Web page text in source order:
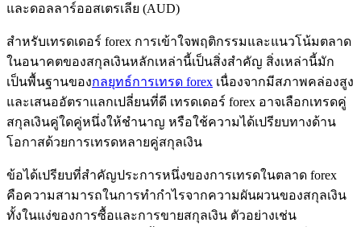
และดอลลาร์ออสเตรเลีย (AUD)
สำหรับเทรดเดอร์ forex การเข้าใจพฤติกรรมและแนวโน้มตลาด
ในอนาคตของสกุลเงินหลักเหล่านี้เป็นสิ่งสำคัญ สิ่งเหล่านี้มัก
เป็นพื้นฐานของกลยุทธ์การเทรด forex เนื่องจากมีสภาพคล่องสูง
และเสนออัตราแลกเปลี่ยนที่ดี เทรดเดอร์ forex อาจเลือกเทรดคู่
สกุลเงินคู่ใดคู่หนึ่งให้ชำนาญ หรือใช้ความได้เปรียบทางด้าน
โอกาสด้วยการเทรดหลายคู่สกุลเงิน
ข้อได้เปรียบที่สำคัญประการหนึ่งของการเทรดในตลาด forex
คือความสามารถในการทำกำไรจากความผันผวนของสกุลเงิน
ทั้งในแง่ของการซื้อและการขายสกุลเงิน ตัวอย่างเช่น